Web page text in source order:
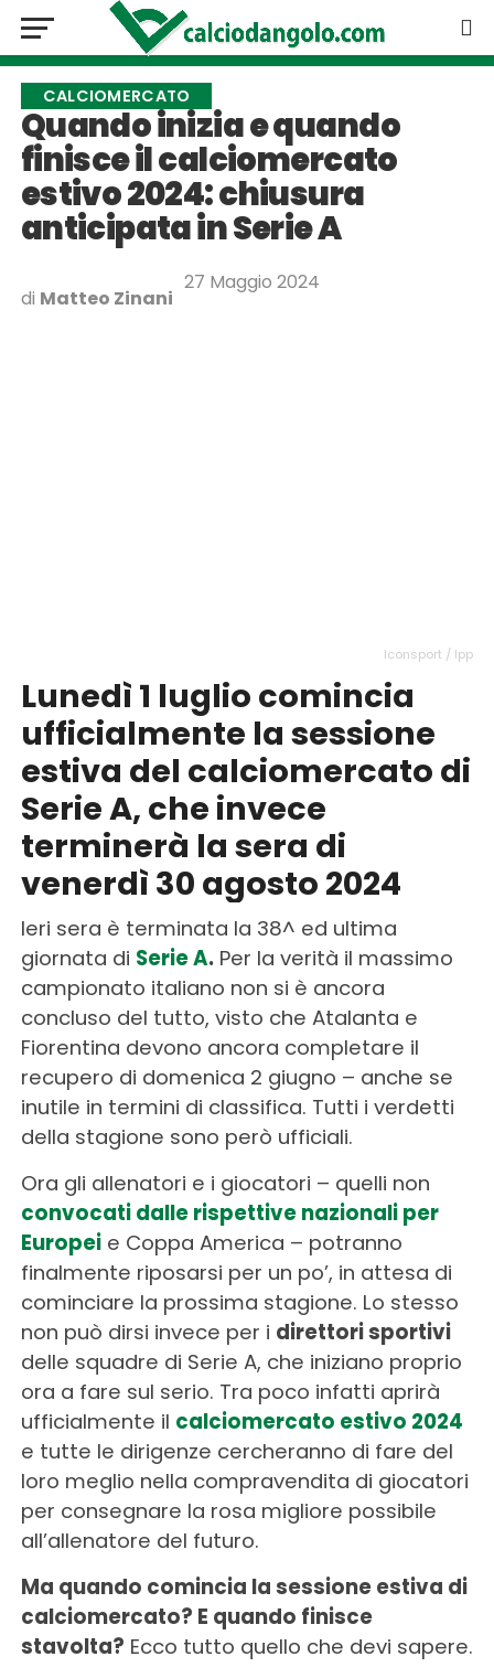
CALCIOMERCATO
Quando inizia e quando
finisce il calciomercato
estivo 2024: chiusura
anticipata in Serie A
di Matteo Zinani
27 Maggio 2024
Iconsport / Ipp
Lunedì 1 luglio comincia
ufficialmente la sessione
estiva del calciomercato di
Serie A, che invece
terminerà la sera di
venerdì 30 agosto 2024
Ieri sera è terminata la 38^ ed ultima
giornata di Serie A. Per la verità il massimo
campionato italiano non si è ancora
concluso del tutto, visto che Atalanta e
Fiorentina devono ancora completare il
recupero di domenica 2 giugno – anche se
inutile in termini di classifica. Tutti i verdetti
della stagione sono però ufficiali.
Ora gli allenatori e i giocatori – quelli non
convocati dalle rispettive nazionali per
Europeie Coppa America – potranno
finalmente riposarsi per un po’, in attesa di
cominciare la prossima stagione. Lo stesso
non può dirsi invece per i direttori sportivi
delle squadre di Serie A, che iniziano proprio
ora a fare sul serio. Tra poco infatti aprirà
ufficialmente il calciomercato estivo 2024
e tutte le dirigenze cercheranno di fare del
loro meglio nella compravendita di giocatori
per consegnare la rosa migliore possibile
all’allenatore del futuro.
Ma quando comincia la sessione estiva di
calciomercato? E quando finisce
stavolta? Ecco tutto quello che devi sapere.